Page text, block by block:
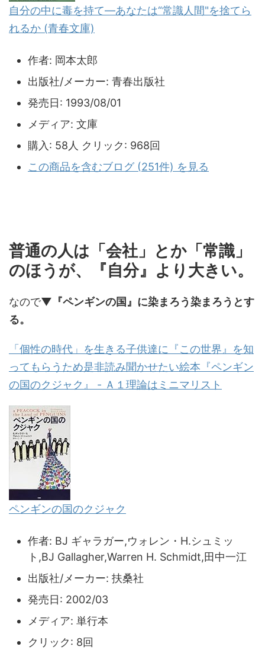
自分の中に毒を持て―あなたは“常識人間"を捨てら
れるか (青春文庫)
作者: 岡本太郎
出版社/メーカー: 青春出版社
発売日: 1993/08/01
メディア: 文庫
購入 : 58人 クリック: 968回
この商品を含むブログ (251件) を見る
普通の人は「会社」とか「常識」
のほうが、『自分』より大きい。
なので▼『ペンギンの国』に染まろう染まろうとす
る。
「個性の時代」を生きる子供達に『この世界』を知
ってもらうため是非読み聞かせたい絵本『ペンギン
の国のクジャク』 - Ａ１理論はミニマリスト
ペンギンの国のクジャク
作者: BJ ギャラガー,ウォレン・H.シュミッ
ト,BJ Gallagher,Warren H. Schmidt,田中一江
出版社/メーカー: 扶桑社
発売日: 2002/03
メディア: 単行本
クリック: 8回